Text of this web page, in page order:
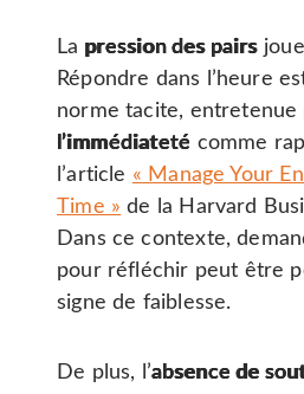
La pression des pairs
Répondre dans l’heure
norme tacite,
l’immédiateté comme
l’article « Manage Your
Time » de la Harvard
Dans ce contexte,
pour réfléchir peut être
signe de faiblesse.
De plus, l’absence de